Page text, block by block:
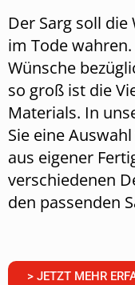
Der Sarg soll
im Tode
Wünsche
so groß ist die
Materials. In
Sie eine
aus eigener
verschiedenen
den passenden
> JETZT MEHR